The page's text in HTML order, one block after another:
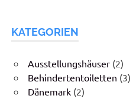
KATEGORIEN
Ausstellungshäuser (2)
Behindertentoiletten (3)
Dänemark (2)